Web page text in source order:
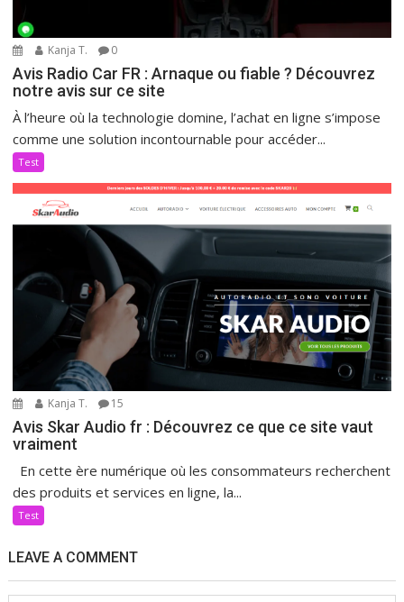
Kanja T. 0
Avis Radio Car FR : Arnaque ou fiable ? Découvrez
notre avis sur ce site
À l’heure où la technologie domine, l’achat en ligne s’impose
comme une solution incontournable pour accéder...
Test
Kanja T. 15
Avis Skar Audio fr : Découvrez ce que ce site vaut
vraiment
En cette ère numérique où les consommateurs recherchent
des produits et services en ligne, la...
Test
LEAVE A COMMENT